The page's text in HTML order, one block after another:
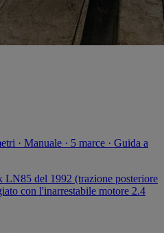
· Manuale · 5 marce · Guida a
del 1992 (trazione posteriore
con l'inarrestabile motore 2.4